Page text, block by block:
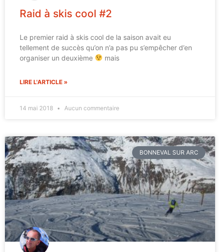
Raid à skis cool #2
Le premier raid à skis cool de la saison avait eu
tellement de succès qu’on n’a pas pu s’empêcher d’en
organiser un deuxième
mais
LIRE L'ARTICLE »
14 mai 2018 Aucun commentaire
BONNEVAL SUR ARC